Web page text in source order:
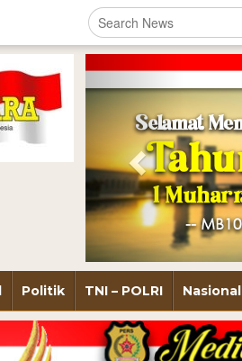
Previous
Politik TNI – POLRI Nasional